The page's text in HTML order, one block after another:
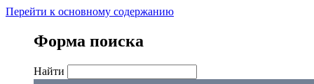
Перейти к основному содержанию
Форма поиска
Найти